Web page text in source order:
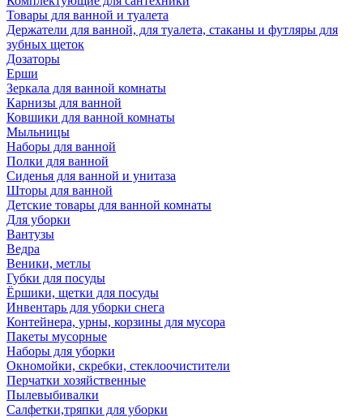
Товары для ванной и туалета
Держатели для ванной, для туалета, стаканы и футляры для
зубных щеток
Дозаторы
Ерши
Зеркала для ванной комнаты
Карнизы для ванной
Ковшики для ванной комнаты
Мыльницы
Наборы для ванной
Полки для ванной
Сиденья для ванной и унитаза
Шторы для ванной
Детские товары для ванной комнаты
Для уборки
Вантузы
Ведра
Веники, метлы
Губки для посуды
Ёршики, щетки для посуды
Инвентарь для уборки снега
Контейнера, урны, корзины для мусора
Пакеты мусорные
Наборы для уборки
Окномойки, скребки, стеклоочистители
Перчатки хозяйственные
Пылевыбивалки
Салфетки,тряпки для уборки